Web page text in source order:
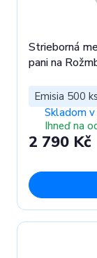
Strieborná
pani na
Emisia 500 ks
Skladom v
Ihneď na
2 790 Kč